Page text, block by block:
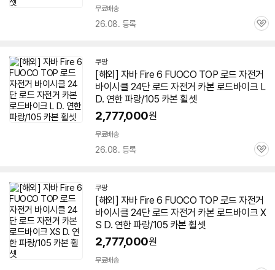
무료배송
26.08. 등록
관
쿠팡
[해외] 자바 Fire 6 FUOCO TOP 로드 자전거
바이시클 24단 로드 자전거 카본 로드바이크 L
D. 연한 파랑/105 카본 휠셋
2,777,000원
무료배송
26.08. 등록
관
쿠팡
[해외] 자바 Fire 6 FUOCO TOP 로드 자전거
바이시클 24단 로드 자전거 카본 로드바이크 X
S D. 연한 파랑/105 카본 휠셋
2,777,000원
무료배송